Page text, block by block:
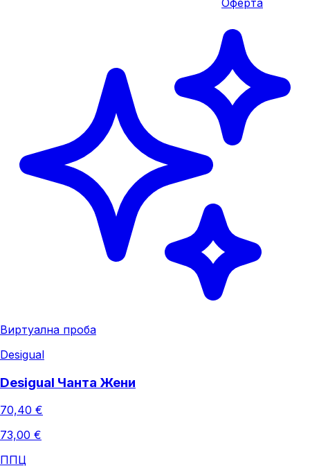
Виртуална проба
Desigual
Desigual Чанта Жени
70,40 €
73,00 €
ППЦ